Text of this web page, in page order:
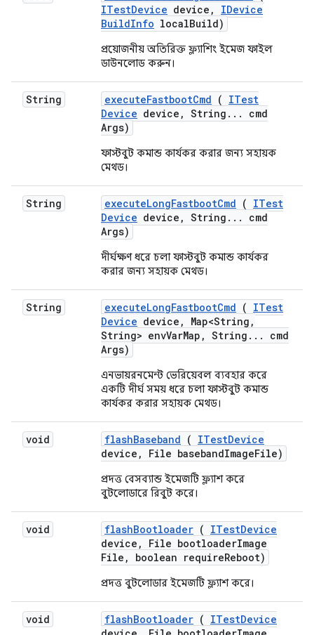
ITestDevice device ,
IDevice
BuildInfo localBuild)
প্রয়োজনীয় অতিরিক্ত ফ্ল্যাশিং ইমেজ ফাইল
ডাউনলোড করুন।
String executeFastbootCmd ( ITest
Device device , String . . .
cmd
Args)
ফাস্টবুট কমান্ড কার্যকর করার জন্য সহায়ক
মেথড।
String executeLongFastbootCmd ( ITest
Device device , String . . .
cmd
Args)
দীর্ঘক্ষণ ধরে চলা ফাস্টবুট কমান্ড কার্যকর
করার জন্য সহায়ক মেথড।
String executeLongFastbootCmd ( ITest
Device device , Map<String ,
String> envVarMap , String . . .
cmd
Args)
এনভায়রনমেন্ট ভেরিয়েবল ব্যবহার করে
একটি দীর্ঘ সময় ধরে চলা ফাস্টবুট কমান্ড
কার্যকর করার সহায়ক মেথড।
void flashBaseband ( ITestDevice
device , File basebandImageFile)
প্রদত্ত বেসব্যান্ড ইমেজটি ফ্ল্যাশ করে
বুটলোডারে রিবুট করে।
void flashBootloader ( ITestDevice
device , File bootloaderImage
File , boolean requireReboot)
প্রদত্ত বুটলোডার ইমেজটি ফ্ল্যাশ করে।
void flashBootloader ( ITestDevice